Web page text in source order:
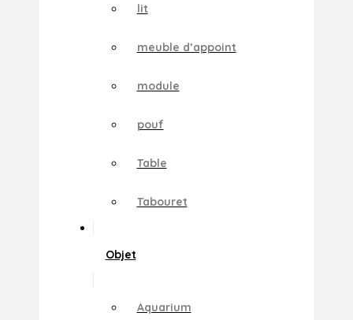
lit
meuble d’appoint
module
pouf
Table
Tabouret
Objet
Aquarium